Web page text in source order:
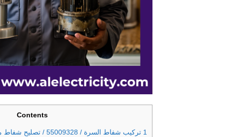
Contents
1 تركيب شفاط السرة / 55009328 / تصليح شفاط مركزي / فني شفاطات السرة